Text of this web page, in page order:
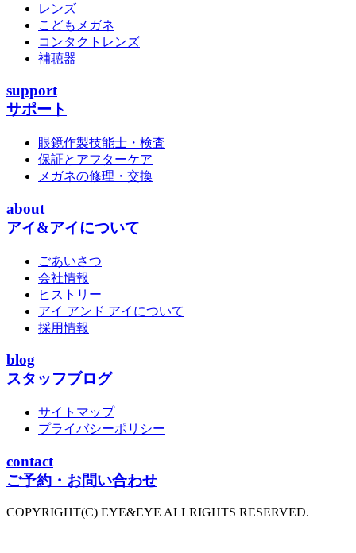
レンズ
こどもメガネ
コンタクトレンズ
補聴器
support
サポート
眼鏡作製技能士・検査
保証とアフターケア
メガネの修理・交換
about
アイ&アイについて
ごあいさつ
会社情報
ヒストリー
アイ アンド アイについて
採用情報
blog
スタッフブログ
サイトマップ
プライバシーポリシー
contact
ご予約・お問い合わせ
COPYRIGHT(C) EYE&EYE ALLRIGHTS RESERVED.